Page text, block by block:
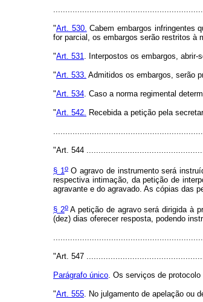
"Art. 530. Cabem embargos infringentes
for parcial, os embargos serão restritos à
"Art. 531 . Interpostos os embargos,
"Art. 533. Admitidos os embargos, serão
"Art. 534 . Caso a norma regimental
"Art. 542. Recebida a petição pela
"Art. 544
§ 1oO agravo de instrumento será
respectiva intimação, da petição de
agravante e do agravado. As cópias das
§ 2oA petição de agravo será dirigida à
(dez) dias oferecer resposta, podendo
"Art. 547
Parágrafo único. Os serviços de
"Art. 555. No julgamento de apelação ou